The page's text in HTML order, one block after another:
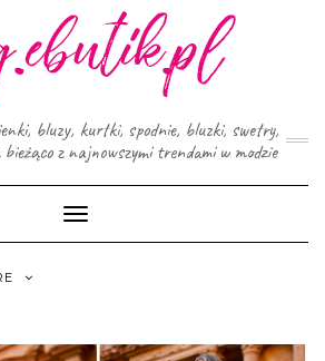
bluzy, kurtki, spodnie, bluzki, swetry,
z najnowszymi trendami w modzie
Toggle
Navigation